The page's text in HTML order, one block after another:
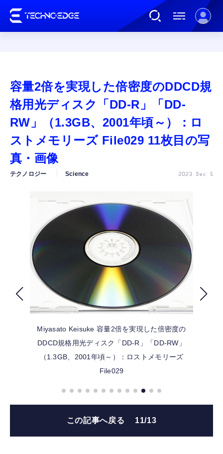
AI
ガジェット
公式ストア
FOLLOW US
容量2倍を実現した倍密度のDDCD規
格用光ディスク「DD-R」「DD-
RW」（1.3GB、2001年頃～）：ロ
ストメモリーズ File029 11枚目の写
真・画像
テクノロジー Science 2023 Dec 5
Miyasato Keisuke 容量2倍を実現した倍密度の
DDCD規格用光ディスク「DD-R」「DD-RW」
（1.3GB、2001年頃～）：ロストメモリーズ
File029
この記事へ戻る 11/13